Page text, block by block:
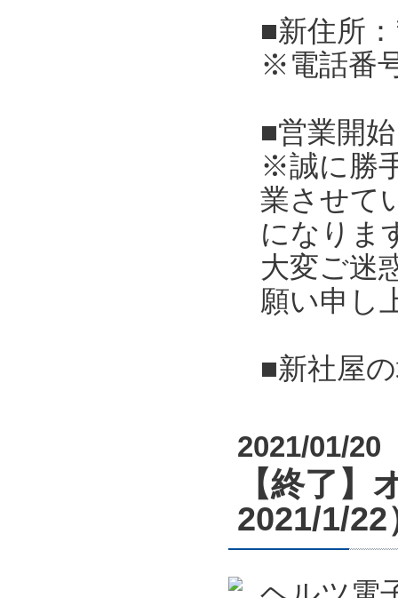
■新住所
※電話番
■営業開
※誠に勝
業させて
になりま
大変ご迷
願い申し
■新社屋
2021/01/20
【終了
2021/1/22